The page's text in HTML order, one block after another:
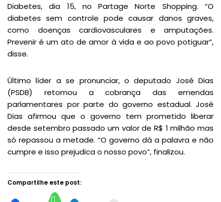
Diabetes, dia 15, no Partage Norte Shopping. “O
diabetes sem controle pode causar danos graves,
como doenças cardiovasculares e amputações.
Prevenir é um ato de amor à vida e ao povo potiguar”,
disse.
Último líder a se pronunciar, o deputado José Dias
(PSDB) retomou a cobrança das emendas
parlamentares por parte do governo estadual. José
Dias afirmou que o governo tem prometido liberar
desde setembro passado um valor de R$ 1 milhão mas
só repassou a metade. “O governo dá a palavra e não
cumpre e isso prejudica o nosso povo”, finalizou.
Compartilhe este post: